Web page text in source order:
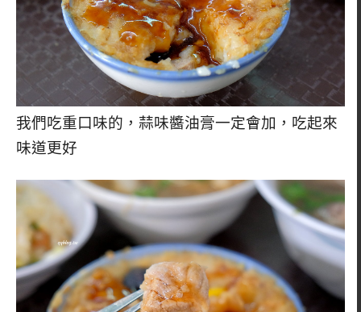
我們吃重口味的，蒜味醬油膏一定會加，吃起來
味道更好